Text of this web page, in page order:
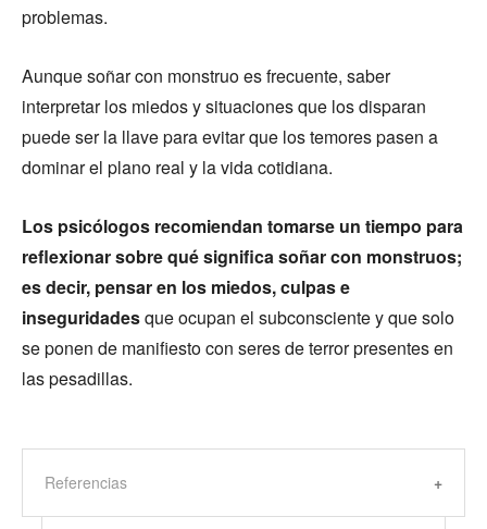
problemas.
Aunque soñar con monstruo es frecuente, saber
interpretar los miedos y situaciones que los disparan
puede ser la llave para evitar que los temores pasen a
dominar el plano real y la vida cotidiana.
Los psicólogos recomiendan tomarse un tiempo para
reflexionar sobre qué significa soñar con monstruos;
es decir, pensar en los miedos, culpas e
inseguridadesque ocupan el subconsciente y que solo
se ponen de manifiesto con seres de terror presentes en
las pesadillas.
Referencias